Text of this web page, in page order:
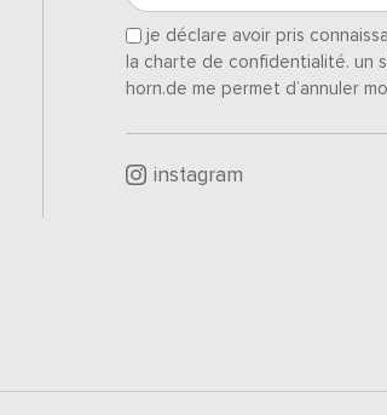
je déclare avoir pris
la charte de confidentialité. un
horn.de me permet d’annuler
instagram